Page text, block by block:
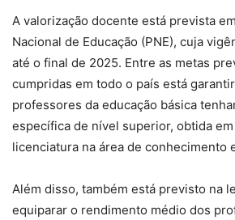
A valorização docente está prevista
Nacional de Educação (PNE), cuja
até o final de 2025. Entre as metas
cumpridas em todo o país está
professores da educação básica
específica de nível superior, obtida
licenciatura na área de conhecimento
Além disso, também está previsto na
equiparar o rendimento médio dos